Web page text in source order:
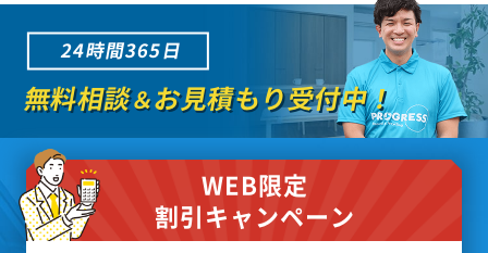
24時間365日
無料相談＆お見積もり受付中！
WEB限定
割引キャンペーン